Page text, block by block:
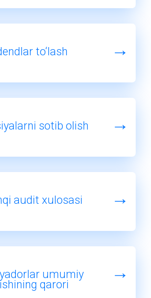
to‘lash
sotib olish
audit xulosasi
umumiy
qarori